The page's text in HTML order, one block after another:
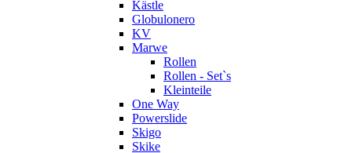
Kästle
Globulonero
KV
Marwe
Rollen
Rollen - Set`s
Kleinteile
One Way
Powerslide
Skigo
Skike